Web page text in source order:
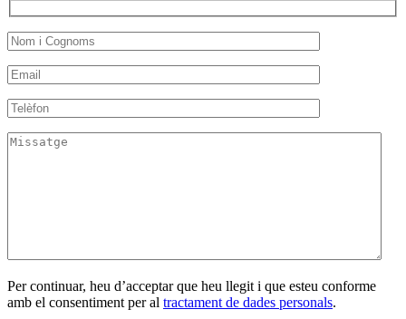
Per continuar, heu d’acceptar que heu llegit i que esteu conforme
amb el consentiment per al tractament de dades personals.